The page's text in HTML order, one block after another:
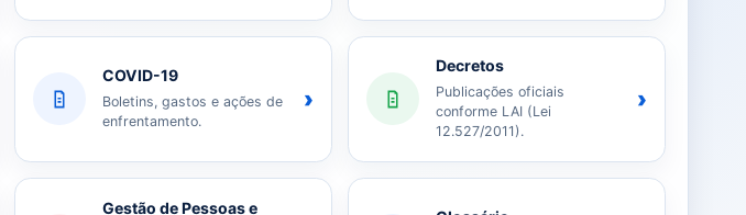
COVID-19
Boletins, gastos e ações de
enfrentamento.
›
Decretos
Publicações oficiais
conforme LAI (Lei
12.527/2011).
›
Gestão de Pessoas e